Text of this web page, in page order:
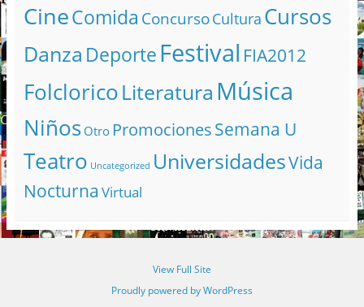
CineComida ConcursoCultura Cursos
Danza DeporteFestival FIA2012
FolcloricoLiteratura Música
Niños Otro PromocionesSemana U
Teatro Uncategorized UniversidadesVida
Nocturna Virtual
View Full Site
Proudly powered by WordPress